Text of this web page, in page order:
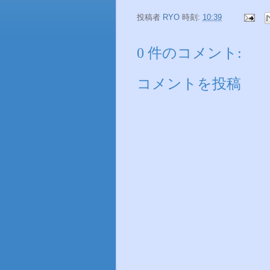
投稿者 RYO 時刻: 10:39
0 件のコメント:
コメントを投稿